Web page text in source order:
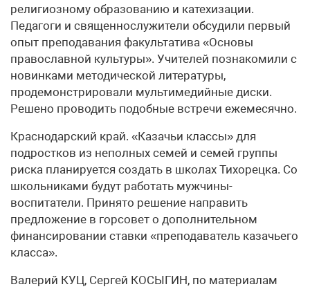
религиозному образованию и катехизации.
Педагоги и священнослужители обсудили первый
опыт преподавания факультатива «Основы
православной культуры». Учителей познакомили с
новинками методической литературы,
продемонстрировали мультимедийные диски.
Решено проводить подобные встречи ежемесячно.
Краснодарский край. «Казачьи классы» для
подростков из неполных семей и семей группы
риска планируется создать в школах Тихорецка. Со
школьниками будут работать мужчины-
воспитатели. Принято решение направить
предложение в горсовет о дополнительном
финансировании ставки «преподаватель казачьего
класса».
Валерий КУЦ, Сергей КОСЫГИН, по материалам